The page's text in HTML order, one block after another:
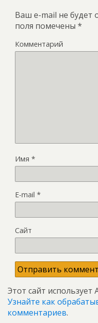
Ваш e-mail не будет
поля помечены *
Комментарий
Имя *
E-mail *
Сайт
Этот сайт
Узнайте как
комментариев.